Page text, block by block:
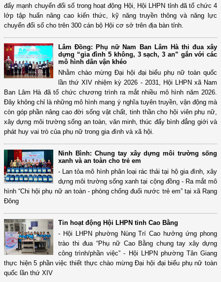
đẩy mạnh chuyển đổi số trong hoạt động Hội, Hội LHPN tỉnh đã tổ chức 4
lớp tập huấn nâng cao kiến thức, kỹ năng truyền thông và năng lực
chuyển đổi số cho trên 300 cán bộ Hội cơ sở trên địa bàn tỉnh.
Lâm Đồng: Phụ nữ Nam Ban Lâm Hà thi đua xây
dựng “gia đình 5 không, 3 sạch, 3 an” gắn với các
mô hình dân vận khéo
Nhằm chào mừng Đại hội đại biểu phụ nữ toàn quốc
lần thứ XIV nhiệm kỳ 2026 - 2031, Hội LHPN xã Nam
Ban Lâm Hà đã tổ chức chương trình ra mắt nhiều mô hình năm 2026.
Đây không chỉ là những mô hình mang ý nghĩa tuyên truyền, vận động mà
còn góp phần nâng cao đời sống vật chất, tinh thần cho hội viên phụ nữ,
xây dựng môi trường sống an toàn, văn minh, thúc đẩy bình đẳng giới và
phát huy vai trò của phụ nữ trong gia đình và xã hội.
Ninh Bình: Chung tay xây dựng môi trường sống
xanh và an toàn cho trẻ em
- Lan tỏa mô hình phân loại rác thải tại hộ gia đình, xây
dựng môi trường sống xanh tại cộng đồng - Ra mắt mô
hình “Chi hội phụ nữ an toàn - phòng chống đuối nước trẻ em” tại xã Rạng
Đông
Tin hoạt động Hội LHPN tỉnh Cao Bằng
- Hội LHPN phường Nùng Trí Cao hưởng ứng phong
trào thi đua “Phụ nữ Cao Bằng chung tay xây dựng
công trình/phần việc” - Hội LHPN phường Tân Giang
thực hiện 5 phần việc thiết thực chào mừng Đại hội đại biểu phụ nữ toàn
quốc lần thứ XIV